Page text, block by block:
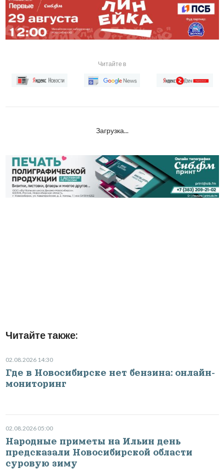
Читайте в
Загрузка...
Читайте также:
02.08.2026 14:30
Где в Новосибирске нет бензина: онлайн-
мониторинг
02.08.2026 05:00
Народные приметы на Ильин день
предсказали Новосибирской области
суровую зиму